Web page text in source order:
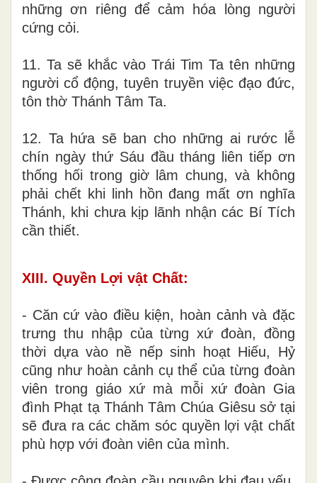
những ơn riêng để cảm hóa lòng người
cứng cỏi.
11. Ta sẽ khắc vào Trái Tim Ta tên những
người cổ động, tuyên truyền việc đạo đức,
tôn thờ Thánh Tâm Ta.
12. Ta hứa sẽ ban cho những ai rước lễ
chín ngày thứ Sáu đầu tháng liên tiếp ơn
thống hối trong giờ lâm chung, và không
phải chết khi linh hồn đang mất ơn nghĩa
Thánh, khi chưa kịp lãnh nhận các Bí Tích
cần thiết.
XIII. Quyền Lợi vật Chất:
- Căn cứ vào điều kiện, hoàn cảnh và đặc
trưng thu nhập của từng xứ đoàn, đồng
thời dựa vào nề nếp sinh hoạt Hiếu, Hỷ
cũng như hoàn cảnh cụ thể của từng đoàn
viên trong giáo xứ mà mỗi xứ đoàn Gia
đình Phạt tạ Thánh Tâm Chúa Giêsu sở tại
sẽ đưa ra các chăm sóc quyền lợi vật chất
phù hợp với đoàn viên của mình.